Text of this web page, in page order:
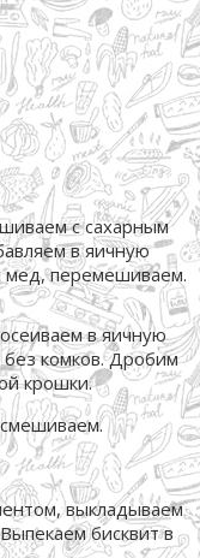
с сахарным
в яичную
мед, перемешиваем.
в яичную
без комков. Дробим
крошки.
выкладываем
бисквит в